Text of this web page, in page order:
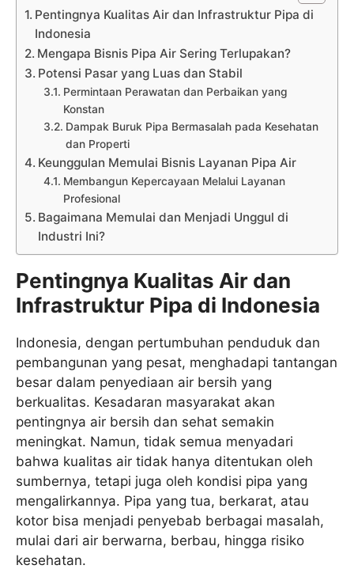
Pentingnya Kualitas Air dan Infrastruktur Pipa di
Indonesia
Mengapa Bisnis Pipa Air Sering Terlupakan?
Potensi Pasar yang Luas dan Stabil
Permintaan Perawatan dan Perbaikan yang
Konstan
Dampak Buruk Pipa Bermasalah pada Kesehatan
dan Properti
Keunggulan Memulai Bisnis Layanan Pipa Air
Membangun Kepercayaan Melalui Layanan
Profesional
Bagaimana Memulai dan Menjadi Unggul di
Industri Ini?
Pentingnya Kualitas Air dan
Infrastruktur Pipa di Indonesia
Indonesia, dengan pertumbuhan penduduk dan
pembangunan yang pesat, menghadapi tantangan
besar dalam penyediaan air bersih yang
berkualitas. Kesadaran masyarakat akan
pentingnya air bersih dan sehat semakin
meningkat. Namun, tidak semua menyadari
bahwa kualitas air tidak hanya ditentukan oleh
sumbernya, tetapi juga oleh kondisi pipa yang
mengalirkannya. Pipa yang tua, berkarat, atau
kotor bisa menjadi penyebab berbagai masalah,
mulai dari air berwarna, berbau, hingga risiko
kesehatan.